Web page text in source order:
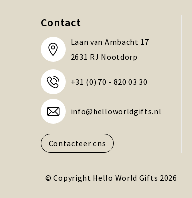
Contact
Laan van Ambacht 17
2631 RJ Nootdorp
+31 (0) 70 - 820 03 30
info@helloworldgifts.nl
Contacteer ons
© Copyright Hello World Gifts 2026